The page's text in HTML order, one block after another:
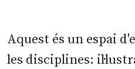
Aquest és un espai
les disciplines: